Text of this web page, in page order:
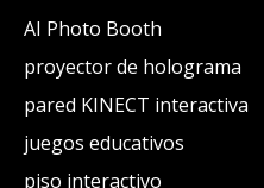
AI Photo Booth
proyector de holograma
pared KINECT interactiva
juegos educativos
piso interactivo